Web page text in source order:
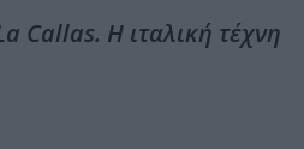
Callas. Η ιταλική τέχνη